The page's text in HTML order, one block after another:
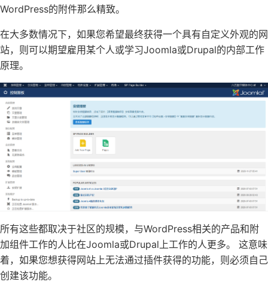
WordPress的附件那么精致。
在大多数情况下，如果您希望最终获得一个具有自定义外观的网
站，则可以期望雇用某个人或学习Joomla或Drupal的内部工作
原理。
所有这些都取决于社区的规模，与WordPress相关的产品和附
加组件工作的人比在Joomla或Drupal上工作的人更多。 这意味
着，如果您想获得网站上无法通过插件获得的功能，则必须自己
创建该功能。